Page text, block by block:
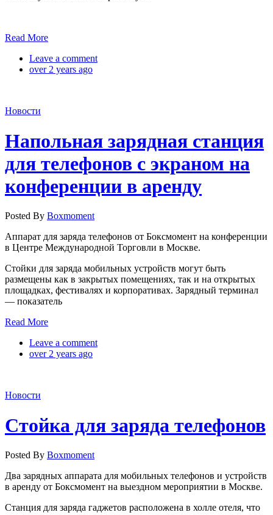
Read More
Leave a comment
over 2 years ago
Новости
Напольная зарядная станция
для телефонов с экраном на
конференции в аренду
Posted By Boxmoment
Аппарат для заряда телефонов от Боксмомент на конференции
в Центре Международной Торговли в Москве.
Стойки для заряда мобильных устройств могут быть
размещены как в закрытых помещениях, так и на открытых
площадках, фестивалях и корпоративах. Зарядный терминал
— показатель
Read More
Leave a comment
over 2 years ago
Новости
Стойка для заряда телефонов
Posted By Boxmoment
Два зарядных аппарата для мобильных телефонов и устройств
в аренду от Боксмомент на выездном мероприятии в Москве.
Станция для заряда гаджетов расположена в холле отеля, что